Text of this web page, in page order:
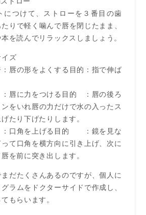
につけて、ストローを３番目の歯
りで軽く噛んで唇を閉じたまま、
を読んでリラックスしましょう。
ズ
唇の形をよくする目的：指で伸ば
に力をつける目的 ：唇の後ろ
をいれ唇の力だけで水の入ったス
たり下げたりします。
を上げる目的 ：鏡を見な
て口角を横方向に引き上げ、次に
を前に突き出します。
だたくさんあるのですが、個人に
ラムをドクターサイドで作成し、
もらいます。